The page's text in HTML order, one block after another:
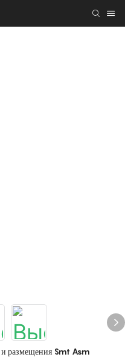
и размещения Smt Asm